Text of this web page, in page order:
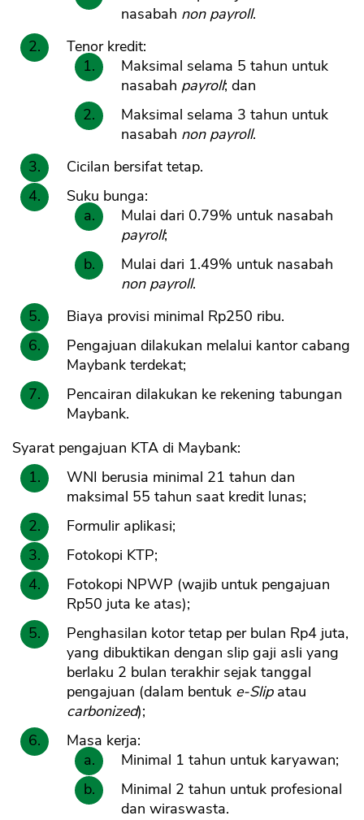
nasabah non payroll.
Tenor kredit:
Maksimal selama 5 tahun untuk
nasabah payroll; dan
Maksimal selama 3 tahun untuk
nasabah non payroll.
Cicilan bersifat tetap.
Suku bunga:
Mulai dari 0.79% untuk nasabah
payroll;
Mulai dari 1.49% untuk nasabah
non payroll.
Biaya provisi minimal Rp250 ribu.
Pengajuan dilakukan melalui kantor cabang
Maybank terdekat;
Pencairan dilakukan ke rekening tabungan
Maybank.
Syarat pengajuan KTA di Maybank:
WNI berusia minimal 21 tahun dan
maksimal 55 tahun saat kredit lunas;
Formulir aplikasi;
Fotokopi KTP;
Fotokopi NPWP (wajib untuk pengajuan
Rp50 juta ke atas);
Penghasilan kotor tetap per bulan Rp4 juta,
yang dibuktikan dengan slip gaji asli yang
berlaku 2 bulan terakhir sejak tanggal
pengajuan (dalam bentuk e-Slip atau
carbonized);
Masa kerja:
Minimal 1 tahun untuk karyawan;
Minimal 2 tahun untuk profesional
dan wiraswasta.